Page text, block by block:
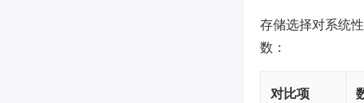
存储选择对系统
数：
对比项